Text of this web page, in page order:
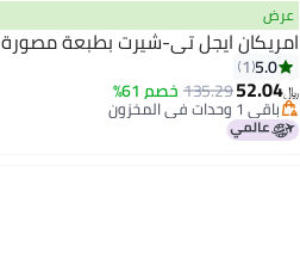
عرض
امريكان ايجل تي-شيرت بطبعة مصورة
5.0
1
﷼‏52.04
135.29خصم 61%
باقي 1 وحدات في المخزون
باقي 1 وحدات في المخزون